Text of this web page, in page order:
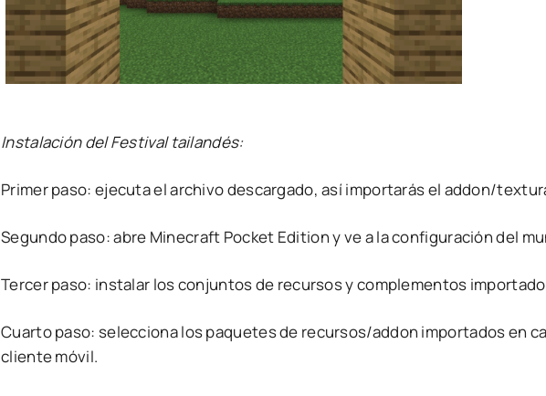
Instalación del Festival tailandés:
Primer paso: ejecuta el archivo descargado, así importarás el addon/
Segundo paso: abre Minecraft Pocket Edition y ve a la configuración del
Tercer paso: instalar los conjuntos de recursos y complementos
Cuarto paso: selecciona los paquetes de recursos/addon importados en
cliente móvil.